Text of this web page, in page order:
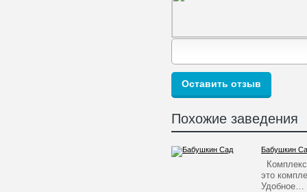
Похожие заведения
Бабушкин
это
Удобное…